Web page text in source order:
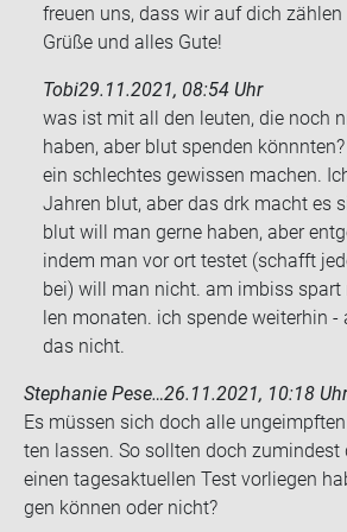
freuen uns, dass wir auf dich zählen
Grüße und alles Gute!
Tobi29.11.2021, 08:54 Uhr
was ist mit all den leu­ten, die noch
haben, aber blut spen­den
ein schlech­tes ge­wis­sen ma­chen.
Jah­ren blut, aber das drk macht es
blut will man gerne haben, aber
indem man vor ort tes­tet (schafft
bei) will man nicht. am im­biss
len mo­na­ten. ich spen­de wei­ter­hin -
das nicht.
Stephanie Pese…26.11.2021, 10:18 Uhr
Es müs­sen sich doch alle
ten las­sen. So soll­ten doch zu­min­dest
einen ta­ges­ak­tu­el­len Test vor­lie­gen
gen kön­nen oder nicht?